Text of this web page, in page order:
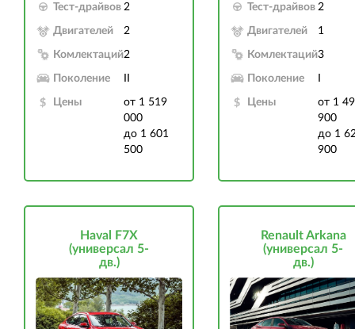
Тест-драйвов 2
Двигателей 2
Комлектаций2
Поколение
Цены
от 1 519
000
до 1 601
500
Тест-драйвов 2
Двигателей 1
Комлектаций3
Поколение
Цены
от 1
900
до 1
900
Haval F7X
(универсал 5-
дв.)
Renault Arkana
(универсал 5-
дв.)